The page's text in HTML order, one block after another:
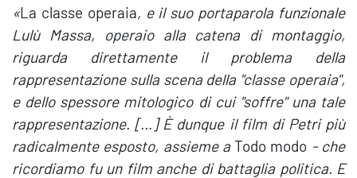
«La classe operaia, e il suo portaparola funzionale
Lulù Massa, operaio alla catena di montaggio,
riguarda direttamente il problema della
rappresentazione sulla scena della "classe operaia",
e dello spessore mitologico di cui "soffre" una tale
rappresentazione. […] È dunque il film di Petri più
radicalmente esposto, assieme aTodo modo - che
ricordiamo fu un film anche di battaglia politica. E